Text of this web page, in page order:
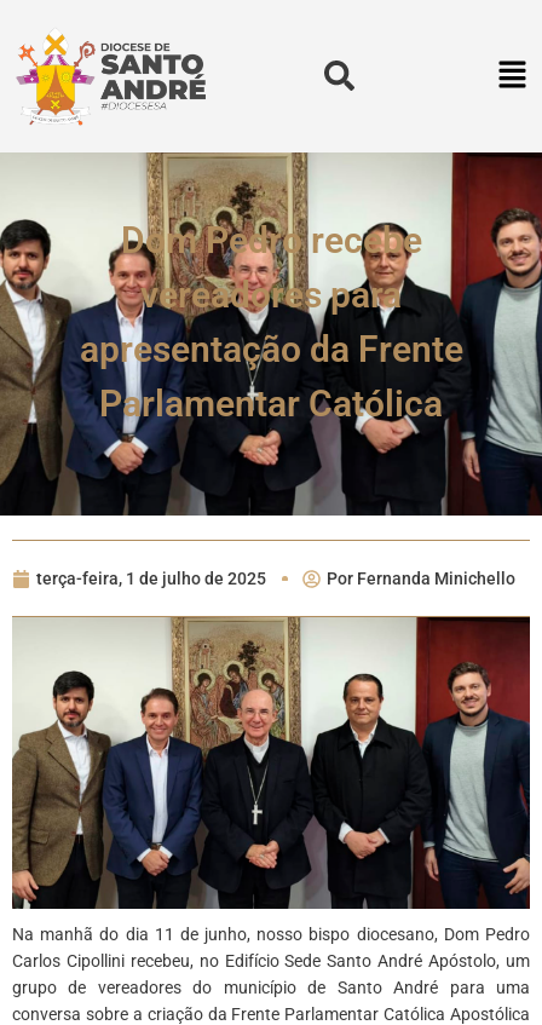
Dom Pedro recebe
vereadores para
apresentação da Frente
Parlamentar Católica
terça-feira, 1 de julho de 2025 Por Fernanda Minichello
Na manhã do dia 11 de junho, nosso bispo diocesano, Dom Pedro
Carlos Cipollini recebeu, no Edifício Sede Santo André Apóstolo, um
grupo de vereadores do município de Santo André para uma
conversa sobre a criação da Frente Parlamentar Católica Apostólica